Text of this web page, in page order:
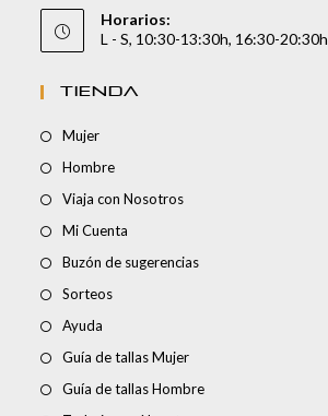
Horarios:
L - S, 10:30-13:30h, 16:30-20:30h
TIENDA
Mujer
Hombre
Viaja con Nosotros
Mi Cuenta
Buzón de sugerencias
Sorteos
Ayuda
Guía de tallas Mujer
Guía de tallas Hombre